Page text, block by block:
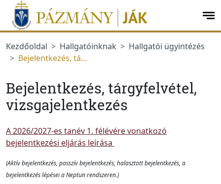
Ugrás a menüre
Ugrás a tartalomra
Kezdőoldal
Hallgatóinknak
Hallgatói ügyintézés
Bejelentkezés, tá...
Bejelentkezés, tárgyfelvétel,
vizsgajelentkezés
A 2026/2027-es tanév 1. félévére vonatkozó
bejelentkezési eljárás leírása
(Aktív bejelentkezés, passzív bejelentkezés, halasztott bejelentkezés, a
bejelentkezés lépései a Neptun rendszeren.)